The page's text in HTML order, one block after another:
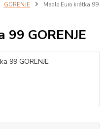
GORENJE
Madlo Euro krátka 99
GORENJE